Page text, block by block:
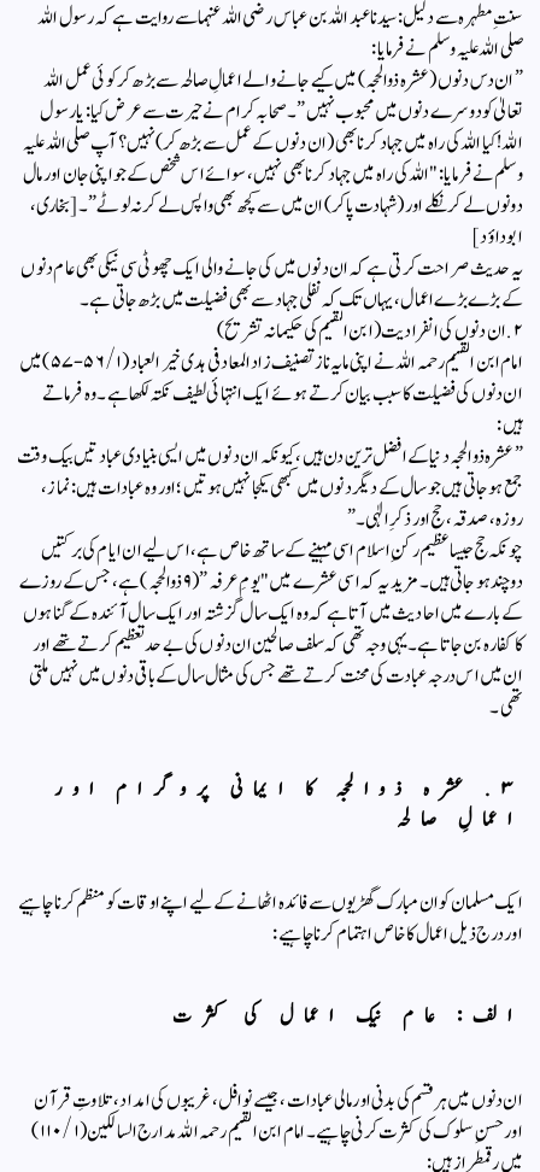
​سنتِ مطہرہ سے دلیل: سیدنا عبد اللہ بن عباس رضی اللہ عنہما سے روایت ہے کہ رسول اللہ
صلی اللہ علیہ وسلم نے فرمایا:
​”ان دس دنوں (عشرہ ذوالحجہ) میں کیے جانے والے اعمالِ صالحہ سے بڑھ کر کوئی عمل اللہ
تعالیٰ کو دوسرے دنوں میں محبوب نہیں”۔ صحابہ کرام نے حیرت سے عرض کیا: یا رسول
اللہ! کیا اللہ کی راہ میں جہاد کرنا بھی (ان دنوں کے عمل سے بڑھ کر) نہیں؟ آپ صلی اللہ علیہ
وسلم نے فرمایا: "اللہ کی راہ میں جہاد کرنا بھی نہیں، سوائے اس شخص کے جو اپنی جان اور مال
دونوں لے کر نکلے اور (شہادت پا کر) ان میں سے کچھ بھی واپس لے کر نہ لوٹے”۔ [بخاری،
ابو داؤد]
​یہ حدیث صراحت کرتی ہے کہ ان دنوں میں کی جانے والی ایک چھوٹی سی نیکی بھی عام دنوں
کے بڑے بڑے اعمال، یہاں تک کہ نفلی جہاد سے بھی فضیلت میں بڑھ جاتی ہے۔
​۲. ان دنوں کی انفرادیت (ابن القيم کی حکیمانہ تشریح)
​امام ابن القيم رحمہ اللہ نے اپنی مایہ ناز تصنیف زاد المعاد فی ہدی خیر العباد (۱/ ۵۶-۵۷) میں
ان دنوں کی فضیلت کا سبب بیان کرتے ہوئے ایک انتہائی لطیف نکتہ لکھا ہے۔ وہ فرماتے
ہیں:
​”عشرہ ذوالحجہ دنیا کے افضل ترین دن ہیں، کیونکہ ان دنوں میں ایسی بنیادی عبادتیں بیک وقت
جمع ہو جاتی ہیں جو سال کے دیگر دنوں میں کبھی یکجا نہیں ہوتیں؛ اور وہ عبادات ہیں: نماز،
روزہ، صدقہ، حج اور ذکرِ الٰہی۔”
​چونکہ حج جیسا عظیم رکنِ اسلام اسی مہینے کے ساتھ خاص ہے، اس لیے ان ایام کی برکتیں
دوچند ہو جاتی ہیں۔ مزید یہ کہ اسی عشرے میں "یومِ عرفہ” (۹ ذوالحجہ) ہے، جس کے روزے
کے بارے میں احادیث میں آتا ہے کہ وہ ایک سال گزشتہ اور ایک سال آئندہ کے گناہوں
کا کفارہ بن جاتا ہے۔ یہی وجہ تھی کہ سلف صالحین ان دنوں کی بے حد تعظیم کرتے تھے اور
ان میں اس درجہ عبادت کی محنت کرتے تھے جس کی مثال سال کے باقی دنوں میں نہیں ملتی
تھی۔
​۳. عشرہ ذوالحجہ کا ایمانی پروگرام اور
اعمالِ صالحہ
​ایک مسلمان کو ان مبارک گھڑیوں سے فائدہ اٹھانے کے لیے اپنے اوقات کو منظم کرنا چاہیے
اور درج ذیل اعمال کا خاص اہتمام کرنا چاہیے:
​الف: عام نیک اعمال کی کثرت
​ان دنوں میں ہر قسم کی بدنی اور مالی عبادات، جیسے نوافل، غریبوں کی امداد، تلاوتِ قرآن
اور حسنِ سلوک کی کثرت کرنی چاہیے۔ امام ابن القيم رحمہ اللہ مدارج السالکین (۱/ ۱۱۰)
میں رقمطراز ہیں: